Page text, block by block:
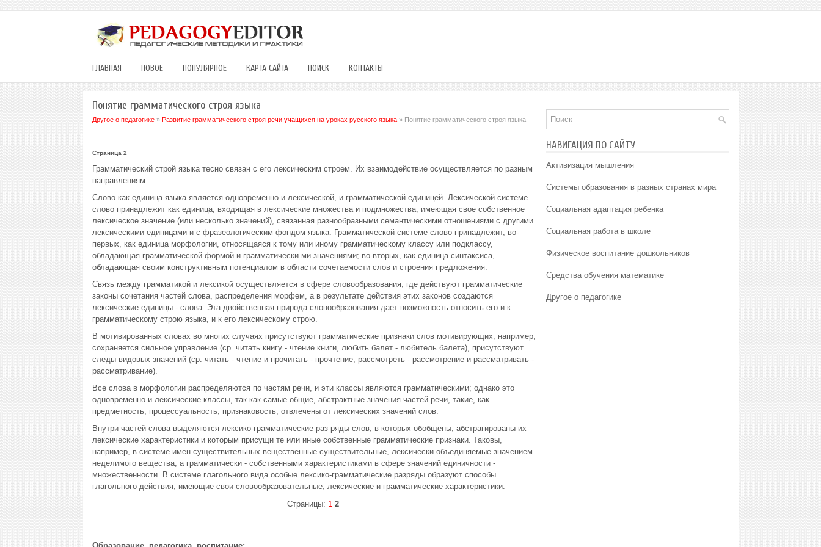
ГЛАВНАЯ НОВОЕ ПОПУЛЯРНОЕ КАРТА САЙТА ПОИСК КОНТАКТЫ
Понятие грамматического строя языка
Другое о педагогике» Развитие грамматического строя речи учащихся на уроках русского языка» Понятие грамматического строя языка
Страница 2
Грамматический строй языка тесно связан с его лексическим строем. Их взаимодействие осуществляется по разным
направлениям.
Слово как единица языка является одновременно и лексической, и грамматической единицей. Лексической системе
слово принадлежит как единица, входящая в лексические множества и подмножества, имеющая свое собственное
лексическое значение (или несколько значений), связанная разнообразными семантическими отношениями с другими
лексическими единицами и с фразеологическим фондом языка. Грамматической системе слово принадлежит, во-
первых, как единица морфологии, относящаяся к тому или иному грамматическому классу или подклассу,
обладающая грамматической формой и грамматически ми значениями; во-вторых, как единица синтаксиса,
обладающая своим конструктивным потенциалом в области сочетаемости слов и строения предложения.
Связь между грамматикой и лексикой осуществляется в сфере словообразования, где действуют грамматические
законы сочетания частей слова, распределения морфем, а в результате действия этих законов создаются
лексические единицы - слова. Эта двойственная природа словообразования дает возможность относить его и к
грамматическому строю языка, и к его лексическому строю.
В мотивированных словах во многих случаях присутствуют грамматические признаки слов мотивирующих, например,
сохраняется сильное управление (ср. читать книгу - чтение книги, любить балет - любитель балета), присутствуют
следы видовых значений (ср. читать - чтение и прочитать - прочтение, рассмотреть - рассмотрение и рассматривать -
рассматривание).
Все слова в морфологии распределяются по частям речи, и эти классы являются грамматическими; однако это
одновременно и лексические классы, так как самые общие, абстрактные значения частей речи, такие, как
предметность, процессуальность, признаковость, отвлечены от лексических значений слов.
Внутри частей слова выделяются лексико-грамматические раз ряды слов, в которых обобщены, абстрагированы их
лексические характеристики и которым присущи те или иные собственные грамматические признаки. Таковы,
например, в системе имен существительных вещественные существительные, лексически объединяемые значением
неделимого вещества, а грамматически - собственными характеристиками в сфере значений единичности -
множественности. В системе глагольного вида особые лексико-грамматические разряды образуют способы
глагольного действия, имеющие свои словообразовательные, лексические и грамматические характеристики.
Страницы: 1 2
НАВИГАЦИЯ ПО САЙТУ
Активизация мышления
Системы образования в разных странах мира
Социальная адаптация ребенка
Социальная работа в школе
Физическое воспитание дошкольников
Средства обучения математике
Другое о педагогике